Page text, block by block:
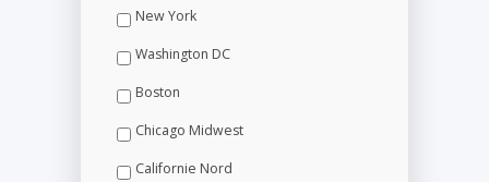
New York
Washington DC
Boston
Chicago Midwest
Californie Nord